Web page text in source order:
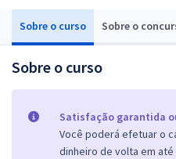
Sobre o curso Sobre o
Sobre o curso
Satisfação garantida
Você poderá efetuar o
dinheiro de volta em até